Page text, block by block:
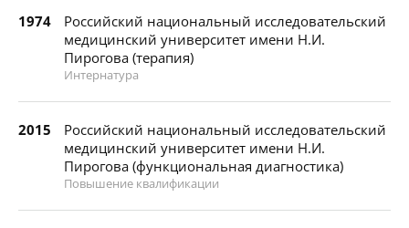
1974
Российский национальный исследовательский
медицинский университет имени Н.И.
Пирогова (терапия)
Интернатура
2015
Российский национальный исследовательский
медицинский университет имени Н.И.
Пирогова (функциональная диагностика)
Повышение квалификации